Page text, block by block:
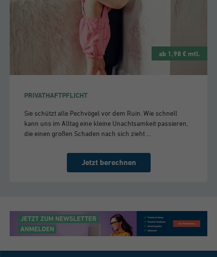
ab 1,98 € mtl.
PRIVATHAFTPFLICHT
Sie schützt alle Pechvögel vor dem Ruin. Wie schnell
kann uns im Alltag eine kleine Unachtsamkeit passieren,
die einen großen Schaden nach sich zieht …
Jetzt berechnen